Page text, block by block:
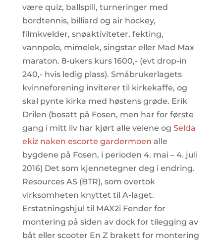
være quiz, ballspill, turneringer med
bordtennis, billiard og air hockey,
filmkvelder, snøaktiviteter, fekting,
vannpolo, mimelek, singstar eller Mad Max
maraton. 8-ukers kurs 1600,- (evt drop-in
240,- hvis ledig plass). Småbruker­lagets
kvinneforening inviterer til kirke­kaffe, og
skal pynte kirka med høstens grøde. Erik
Drilen (bosatt på Fosen, men har for første
gang i mitt liv har kjørt alle veiene og Selda
ekiz naken escorte gardermoen alle
bygdene på Fosen, i perioden 4. mai – 4. juli
2016) Det som kjennetegner deg i endring.
Resources AS (BTR), som overtok
virksomheten knyttet til A-laget.
Erstatningshjul til MAX2i Fender for
montering på siden av dock for tilegging av
båt eller scooter En Z brakett for montering